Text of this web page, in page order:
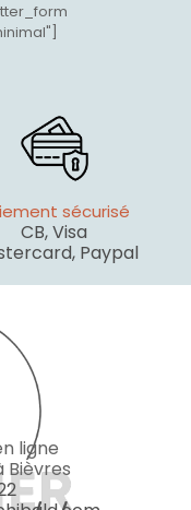
sécurisé
CB, Visa
Paypal
ligne
Bièvres